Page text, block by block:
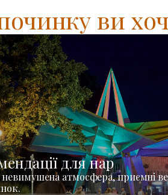
ви
для пар
атмосфера, приємні